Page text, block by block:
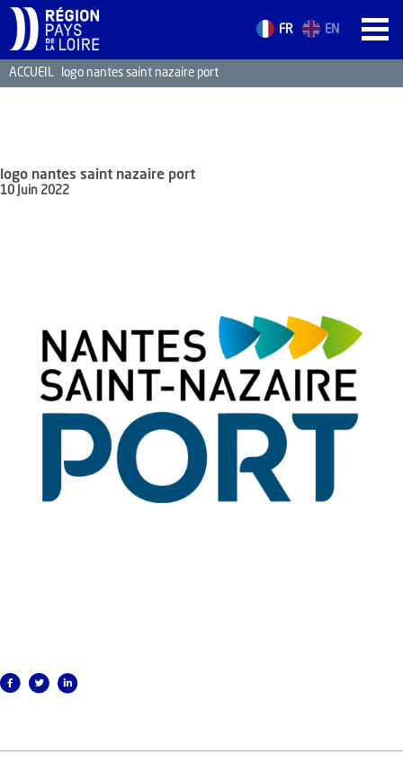
FR EN
FORMATION
EMPLOI
ACCUEIL logo nantes saint nazaire port
logo nantes saint nazaire port
10 Juin 2022